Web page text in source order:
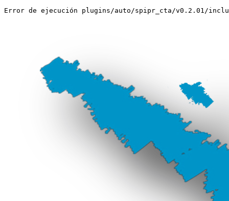
Error de ejecución plugins/auto/spipr_cta/v0.2.01/